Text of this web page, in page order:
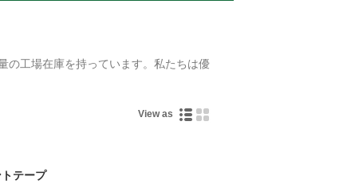
の工場在庫を持っています。私たちは優
View as
テープ